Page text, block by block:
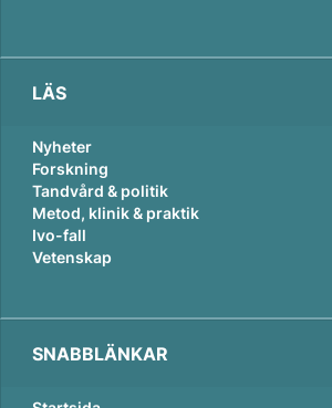
LÄS
Nyheter
Forskning
Tandvård & politik
Metod, klinik & praktik
Ivo-fall
Vetenskap
SNABBLÄNKAR